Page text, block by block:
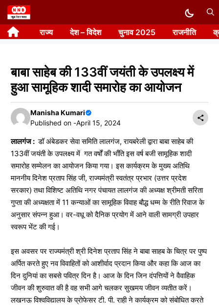
Skip
to
content राज्य देश – विदेश चुनाव 2025 राजनीति
बाबा साहेब की 133वीं जयंती के उपलक्ष्य में
हुआ सामूहिक शादी समारोह का आयोजन
Manisha Kumari
Published on -April 15, 2024
लालगंज : डॉ अंबेडकर सेवा समिति लालगंज, रायबरेली द्वारा बाबा साहेब की
133वीं जयंती के उपलक्ष्य में गत वर्षों की भाँति इस वर्ष बजी सामूहिक शादी
समारोह सम्मेलन का आयोजन किया गया। इस कार्यक्रम के मुख्य अतिथि
माननीय दिनेश प्रताप सिंह जी, राज्यमंत्री स्वतंत्र प्रभार (उत्तर प्रदेश
सरकार) तथा विशिष्ट अतिथि नगर पंचायत लालगंज की अध्यक्ष श्रीमती सरिता
गुप्ता की अध्यक्षता में 11 कन्याओं का सामूहिक विवाह बौद्ध धम्म के रीति रिवाज के
अनुसार संपन्न हुआ। वर-वधू को दैनिक प्रयोग में आने वाली सामग्री उपहार
स्वरूप भेंट की गई।
इस अवसर पर राज्यमंत्री श्री दिनेश प्रताप सिंह ने बाबा साहब के चित्र पर पुष्प
अर्पित करते हुए नव विवाहितों को आशीर्वाद प्रदान किया और कहा कि आज का
दिन दुनियां का सबसे पवित्र दिन है। आज के दिन जिन दंपत्तियों ने वैवाहिक
जीवन की शुरुवात की है वह सभी आगे चलकर सुखमय जीवन व्यतीत करें।
लखनऊ विश्वविद्यालय के प्रोफेसर टी. पी. राही ने कार्यक्रम को संबोधित करते